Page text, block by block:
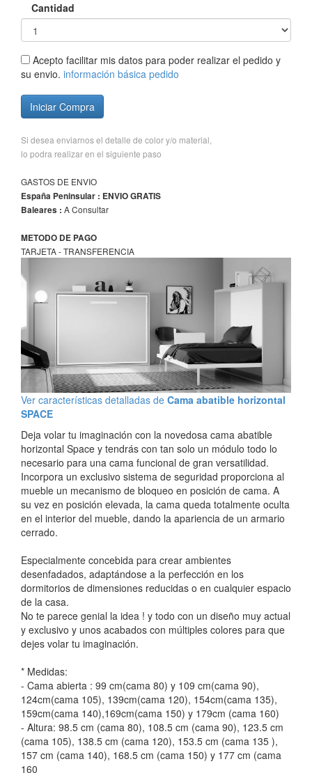
Cantidad
Acepto facilitar mis datos para poder realizar el pedido y
su envio. información básica pedido
Iniciar Compra
Si desea enviarnos el detalle de color y/o material,
lo podra realizar en el siguiente paso
GASTOS DE ENVIO
España Peninsular : ENVIO GRATIS
Baleares : A Consultar
METODO DE PAGO
TARJETA - TRANSFERENCIA
Ver características detalladas de Cama abatible horizontal
SPACE
Deja volar tu imaginación con la novedosa cama abatible
horizontal Space y tendrás con tan solo un módulo todo lo
necesario para una cama funcional de gran versatilidad.
Incorpora un exclusivo sistema de seguridad proporciona al
mueble un mecanismo de bloqueo en posición de cama. A
su vez en posición elevada, la cama queda totalmente oculta
en el interior del mueble, dando la apariencia de un armario
cerrado.
Especialmente concebida para crear ambientes
desenfadados, adaptándose a la perfección en los
dormitorios de dimensiones reducidas o en cualquier espacio
de la casa.
No te parece genial la idea ! y todo con un diseño muy actual
y exclusivo y unos acabados con múltiples colores para que
dejes volar tu imaginación.
* Medidas:
- Cama abierta : 99 cm(cama 80) y 109 cm(cama 90),
124cm(cama 105), 139cm(cama 120), 154cm(cama 135),
159cm(cama 140),169cm(cama 150) y 179cm (cama 160)
- Altura: 98.5 cm (cama 80), 108.5 cm (cama 90), 123.5 cm
(cama 105), 138.5 cm (cama 120), 153.5 cm (cama 135 ),
157 cm (cama 140), 168.5 cm (cama 150) y 177 cm (cama
160